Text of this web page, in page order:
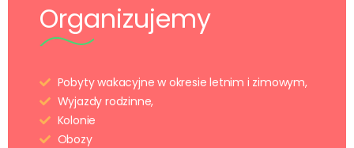
Organizujemy
Pobyty wakacyjne w okresie letnim i zimowym,
Wyjazdy rodzinne,
Kolonie
Obozy